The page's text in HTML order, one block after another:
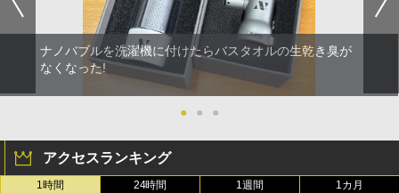
ナノバブルを洗濯機に付けたらバスタオルの生乾き臭が
なくなった!
● ● ●
アクセスランキング
1時間 24時間 1週間 1カ月